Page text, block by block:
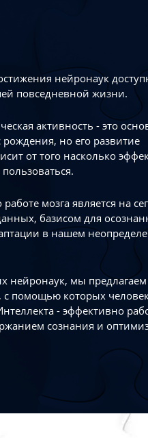
нейронаук
повседневной жизни.
активность - это
но его развитие
от того насколько
мозга является на
базисом для
в нашем
мы предлагаем
помощью которых
- эффективно
сознания и